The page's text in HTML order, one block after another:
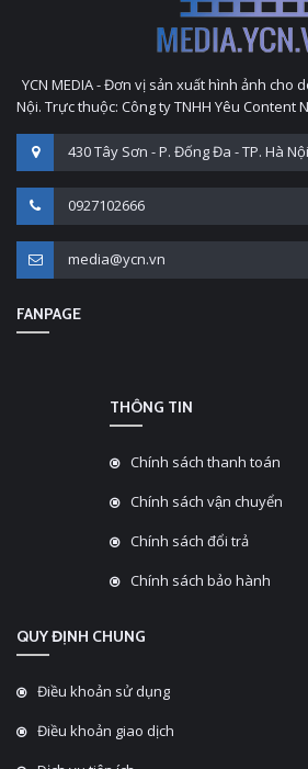
YCN MEDIA - Đơn vị sản xuất hình ảnh cho
Nội. Trực thuộc: Công ty TNHH Yêu Content
430 Tây Sơn - P. Đống Đa - TP. Hà Nội
0927102666
media@ycn.vn
FANPAGE
THÔNG TIN
Chính sách thanh toán
Chính sách vận chuyển
Chính sách đổi trả
Chính sách bảo hành
QUY ĐỊNH CHUNG
Điều khoản sử dụng
Điều khoản giao dịch